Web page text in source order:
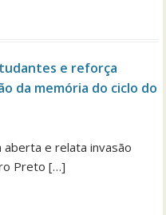
e reforça
da memória do ciclo do
e relata invasão
Preto […]